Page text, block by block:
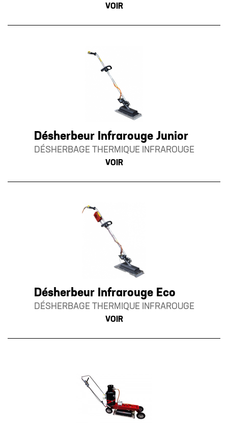
VOIR
Désherbeur Infrarouge Junior
DÉSHERBAGE THERMIQUE INFRAROUGE
VOIR
Désherbeur Infrarouge Eco
DÉSHERBAGE THERMIQUE INFRAROUGE
VOIR